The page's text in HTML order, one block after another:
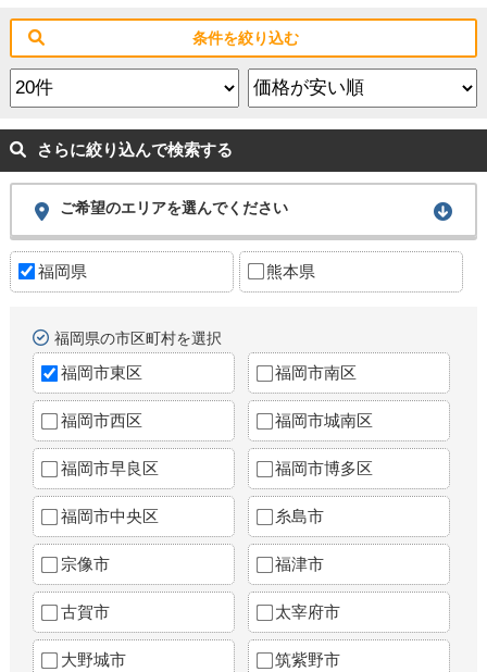
条件を絞り込む
さらに絞り込んで検索する
ご希望のエリアを選んでください
福岡県 熊本県
福岡県の市区町村を選択
福岡市東区 福岡市南区
福岡市西区 福岡市城南区
福岡市早良区 福岡市博多区
福岡市中央区 糸島市
宗像市 福津市
古賀市 太宰府市
大野城市 筑紫野市